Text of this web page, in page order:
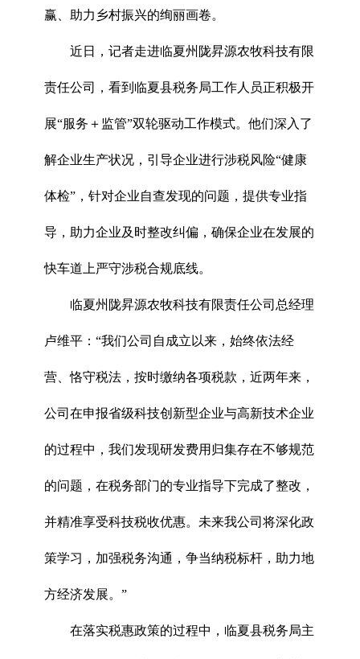
赢、助力乡村振兴的绚丽画卷。
近日，记者走进临夏州陇昇源农牧科技有限
责任公司，看到临夏县税务局工作人员正积极开
展“服务＋监管”双轮驱动工作模式。他们深入了
解企业生产状况，引导企业进行涉税风险“健康
体检”，针对企业自查发现的问题，提供专业指
导，助力企业及时整改纠偏，确保企业在发展的
快车道上严守涉税合规底线。
临夏州陇昇源农牧科技有限责任公司总经理
卢维平：“我们公司自成立以来，始终依法经
营、恪守税法，按时缴纳各项税款，近两年来，
公司在申报省级科技创新型企业与高新技术企业
的过程中，我们发现研发费用归集存在不够规范
的问题，在税务部门的专业指导下完成了整改，
并精准享受科技税收优惠。未来我公司将深化政
策学习，加强税务沟通，争当纳税标杆，助力地
方经济发展。”
在落实税惠政策的过程中，临夏县税务局主